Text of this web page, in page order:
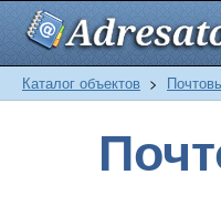
Каталог объектов >